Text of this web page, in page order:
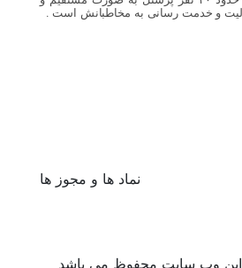
و خدمت رسانی به مخاطبانش است .
نماد ها و مجوز ها
وب سایت محفوظ می باشد